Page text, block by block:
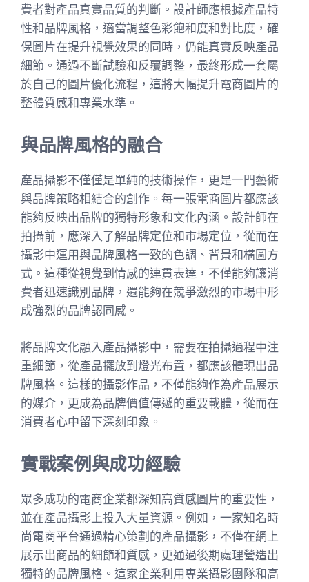
費者對產品真實品質的判斷。設計師應根據產品特
性和品牌風格，適當調整色彩飽和度和對比度，確
保圖片在提升視覺效果的同時，仍能真實反映產品
細節。通過不斷試驗和反覆調整，最終形成一套屬
於自己的圖片優化流程，這將大幅提升電商圖片的
整體質感和專業水準。
與品牌風格的融合
產品攝影不僅僅是單純的技術操作，更是一門藝術
與品牌策略相結合的創作。每一張電商圖片都應該
能夠反映出品牌的獨特形象和文化內涵。設計師在
拍攝前，應深入了解品牌定位和市場定位，從而在
攝影中運用與品牌風格一致的色調、背景和構圖方
式。這種從視覺到情感的連貫表達，不僅能夠讓消
費者迅速識別品牌，還能夠在競爭激烈的市場中形
成強烈的品牌認同感。
將品牌文化融入產品攝影中，需要在拍攝過程中注
重細節，從產品擺放到燈光布置，都應該體現出品
牌風格。這樣的攝影作品，不僅能夠作為產品展示
的媒介，更成為品牌價值傳遞的重要載體，從而在
消費者心中留下深刻印象。
實戰案例與成功經驗
眾多成功的電商企業都深知高質感圖片的重要性，
並在產品攝影上投入大量資源。例如，一家知名時
尚電商平台通過精心策劃的產品攝影，不僅在網上
展示出商品的細節和質感，更通過後期處理營造出
獨特的品牌風格。這家企業利用專業攝影團隊和高